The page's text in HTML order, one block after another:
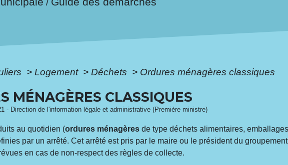
/
> Logement > Déchets > Ordures ménagères classiques
MÉNAGÈRES CLASSIQUES
- Direction de l'information légale et administrative (Première ministre)
au quotidien (ordures ménagères de type déchets alimentaires,
par un arrêté. Cet arrêté est pris par le maire ou le président du
en cas de non-respect des règles de collecte.